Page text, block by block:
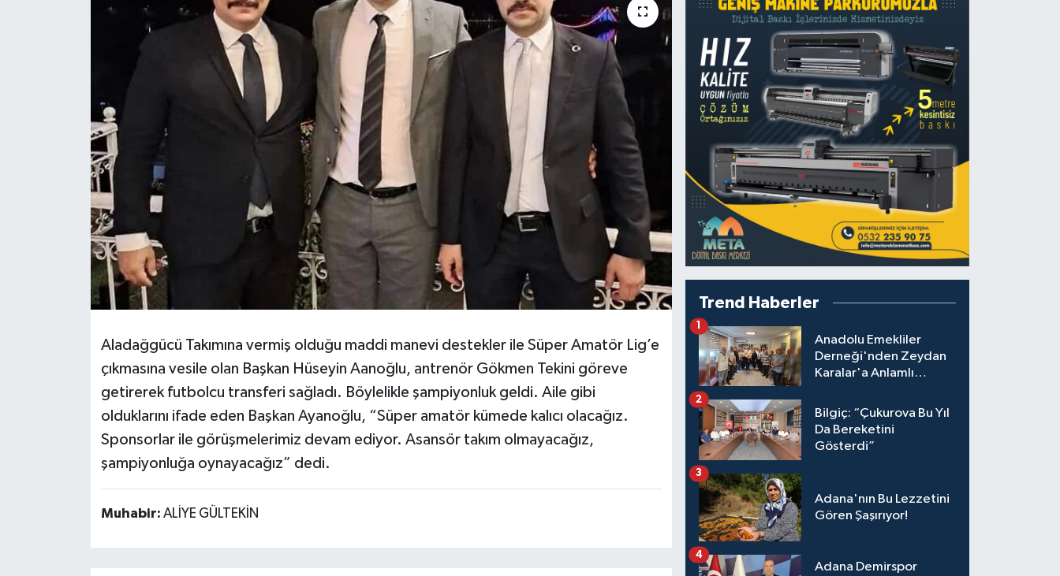
Aladağgücü Takımına vermiş olduğu maddi manevi destekler ile Süper Amatör Lig’e
çıkmasına vesile olan Başkan Hüseyin Aanoğlu, antrenör Gökmen Tekini göreve
getirerek futbolcu transferi sağladı. Böylelikle şampiyonluk geldi. Aile gibi
olduklarını ifade eden Başkan Ayanoğlu, “Süper amatör kümede kalıcı olacağız.
Sponsorlar ile görüşmelerimiz devam ediyor. Asansör takım olmayacağız,
şampiyonluğa oynayacağız” dedi.
Muhabir: ALİYE GÜLTEKİN
Trend Haberler
Anadolu Emekliler
Derneği'nden Zeydan
Karalar'a Anlamlı
1
Bilgiç: “Çukurova Bu Yıl
Da Bereketini
Gösterdi”
2
Adana'nın Bu Lezzetini
Gören Şaşırıyor!
3
Adana Demirspor
4